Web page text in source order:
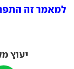
למאמר זה התפרסמו 0
יעוץ